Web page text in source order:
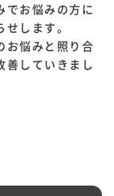
でお悩みの方に
します。
お悩みと照り合
善していきまし